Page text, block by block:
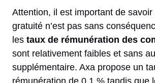
Attention, il est important de savoir
gratuité n’est pas sans
les taux de rémunération des
sont relativement faibles et sans
supplémentaire. Axa propose un